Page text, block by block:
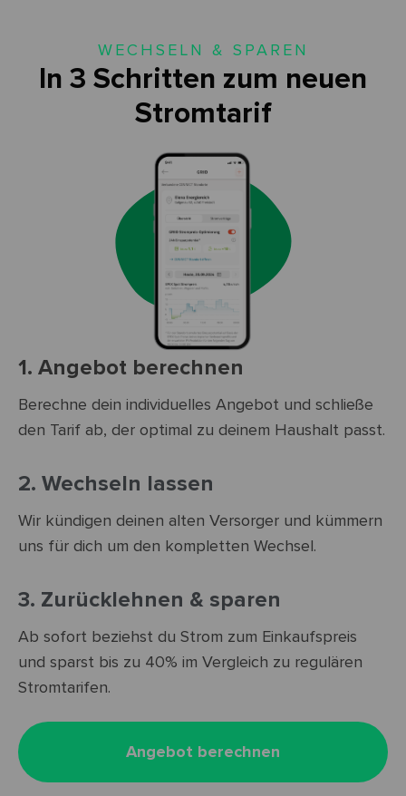
WECHSELN & SPAREN
In 3 Schritten zum neuen
Stromtarif
1. Angebot berechnen
Berechne dein individuelles Angebot und schließe
den Tarif ab, der optimal zu deinem Haushalt passt.
2. Wechseln lassen
Wir kündigen deinen alten Versorger und kümmern
uns für dich um den kompletten Wechsel.
3. Zurücklehnen & sparen
Ab sofort beziehst du Strom zum Einkaufspreis
und sparst bis zu 40% im Vergleich zu regulären
Stromtarifen.
Angebot berechnen